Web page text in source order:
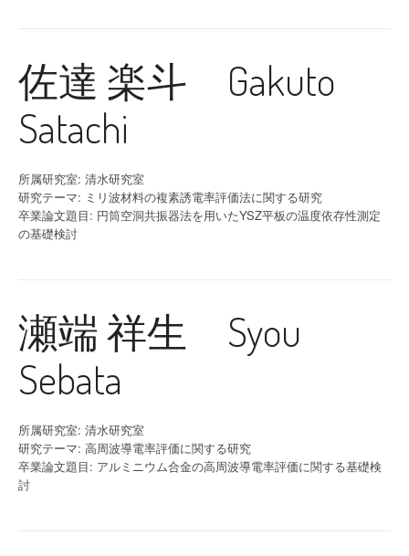
佐達 楽斗 Gakuto
Satachi
所属研究室: 清水研究室
研究テーマ: ミリ波材料の複素誘電率評価法に関する研究
卒業論文題目: 円筒空洞共振器法を用いたYSZ平板の温度依存性測定
の基礎検討
瀬端 祥生 Syou
Sebata
所属研究室: 清水研究室
研究テーマ: 高周波導電率評価に関する研究
卒業論文題目: アルミニウム合金の高周波導電率評価に関する基礎検
討